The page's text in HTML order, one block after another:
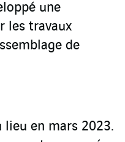
une
les travaux
de
lieu en mars 2023.